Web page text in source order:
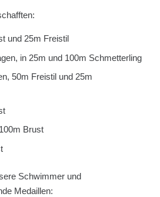
und 25m Freistil
in 25m und 100m Schmetterling
50m Freistil und 25m
Brust
Schwimmer und
Medaillen: